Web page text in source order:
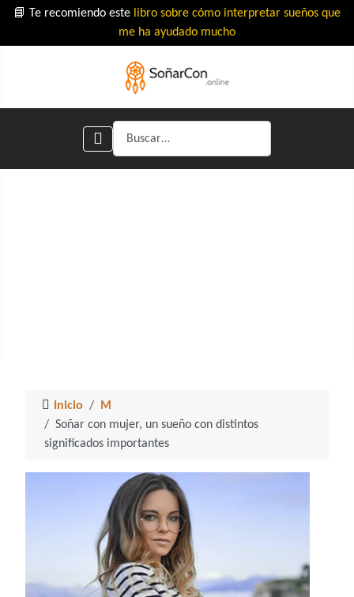
📘 Te recomiendo este libro sobre cómo interpretar sueños que
me ha ayudado mucho
Buscar
Inicio
M
Soñar con mujer, un sueño con distintos
significados importantes